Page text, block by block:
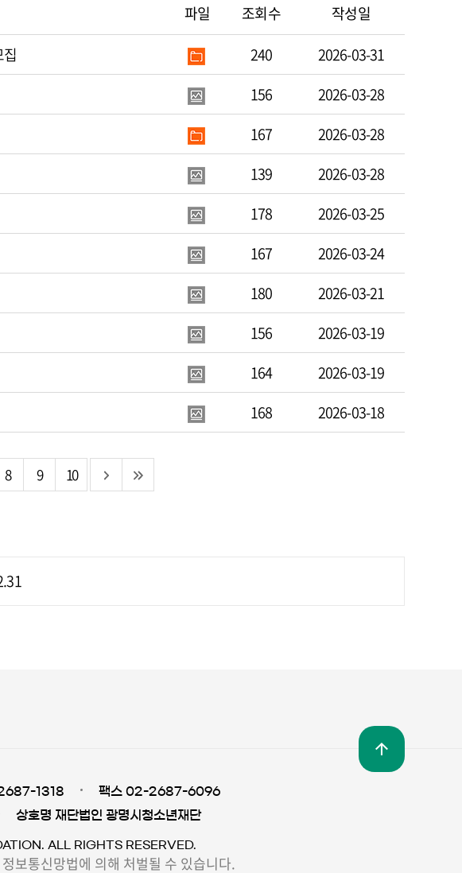
파일 조회수
작성일
240
2026-03-31
156
2026-03-28
167
2026-03-28
139
2026-03-28
178
2026-03-25
167
2026-03-24
180
2026-03-21
156
2026-03-19
164
2026-03-19
168 2026-03-18
8 9 10
1318
팩스 02-2687-6096
상호명 재단법인 광명시청소년재단
ALL RIGHTS RESERVED.
보통신망법에 의해 처벌될 수 있습니다.